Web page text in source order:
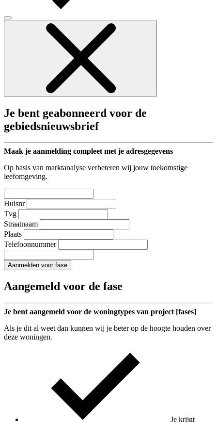
Je bent geabonneerd voor de
gebiedsnieuwsbrief
Maak je aanmelding compleet met je adresgegevens
Op basis van marktanalyse verbeteren wij jouw toekomstige
leefomgeving.
Huisnr
Tvg
Straatnaam
Plaats
Telefoonnummer
Aanmelden voor fase
Aangemeld voor de fase
Je bent aangemeld voor de woningtypes van project [fases]
Als je dit al weet dan kunnen wij je beter op de hoogte houden over
deze woningen.
Je krijgt